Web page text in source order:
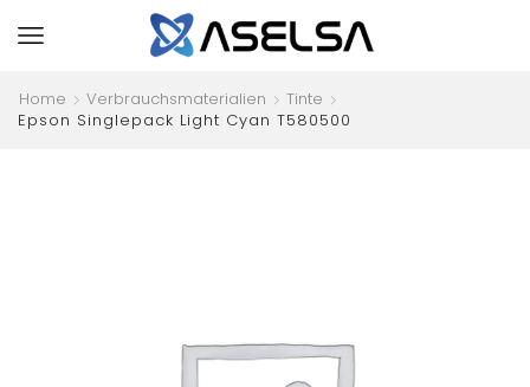
Home Verbrauchsmaterialien
Tinte
Epson Singlepack Light Cyan T580500